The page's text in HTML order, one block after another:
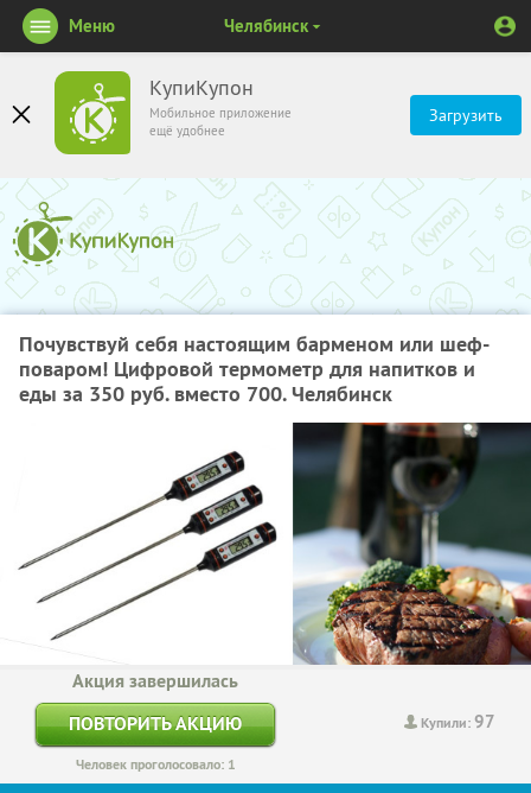
КупиКупон
Мобильное приложение
ещё удобнее
Загрузить
Меню Челябинск
Почувствуй себя настоящим барменом или шеф-
поваром! Цифровой термометр для напитков и
еды за 350 руб. вместо 700. Челябинск
Купили:97
Акция завершилась
ПОВТОРИТЬ АКЦИЮ
Человек проголосовало: 1